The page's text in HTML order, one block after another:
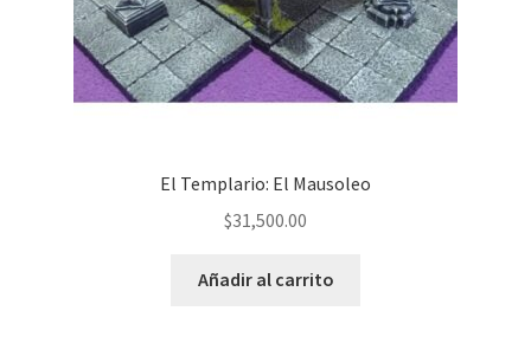
El Templario: El Mausoleo
$31,500.00
Añadir al carrito